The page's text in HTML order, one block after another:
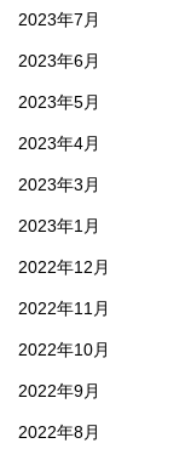
2023年7月
2023年6月
2023年5月
2023年4月
2023年3月
2023年1月
2022年12月
2022年11月
2022年10月
2022年9月
2022年8月